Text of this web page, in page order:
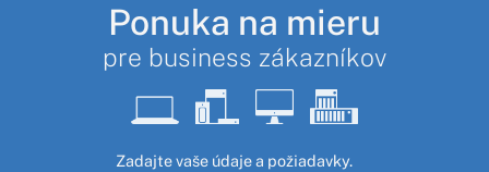
Ponuka na mieru
pre business zákazníkov
Zadajte vaše údaje a požiadavky.